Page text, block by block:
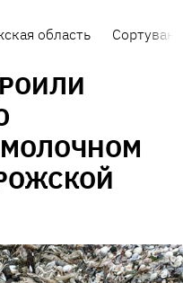
область
МОЛОЧНОМ